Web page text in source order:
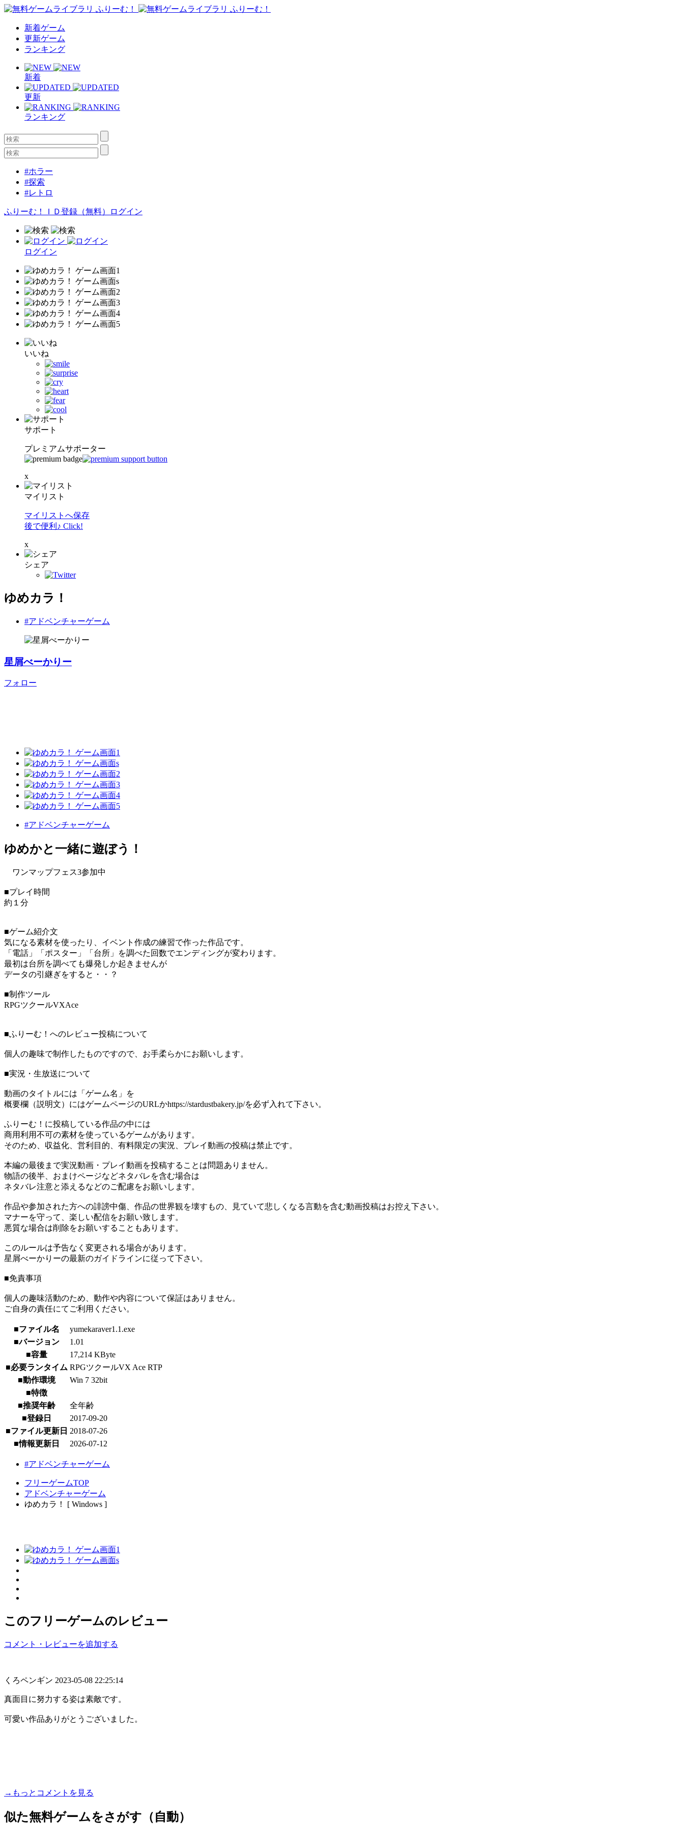
新着ゲーム
更新ゲーム
ランキング
新着
更新
ランキング
#ホラー
#探索
#レトロ
ふりーむ！ＩＤ登録（無料） ログイン
ログイン
いいね
サポート
プレミアムサポーター
x
マイリスト
マイリストへ保存
後で便利♪ Click!
x
シェア
ゆめカラ！
#アドベンチャーゲーム
星屑べーかりー
フォロー
#アドベンチャーゲーム
ゆめかと一緒に遊ぼう！
ワンマップフェス3参加中
■プレイ時間
約１分
■ゲーム紹介文
気になる素材を使ったり、イベント作成の練習で作った作品です。
「電話」「ポスター」「台所」を調べた回数でエンディングが変わります。
最初は台所を調べても爆発しか起きませんが
データの引継ぎをすると・・？
■制作ツール
RPGツクールVXAce
■ふりーむ！へのレビュー投稿について
個人の趣味で制作したものですので、お手柔らかにお願いします。
■実況・生放送について
動画のタイトルには「ゲーム名」を
概要欄（説明文）にはゲームページのURLかhttps://stardustbakery.jp/を必ず入れて下さい。
ふりーむ！に投稿している作品の中には
商用利用不可の素材を使っているゲームがあります。
そのため、収益化、営利目的、有料限定の実況、プレイ動画の投稿は禁止です。
本編の最後まで実況動画・プレイ動画を投稿することは問題ありません。
物語の後半、おまけページなどネタバレを含む場合は
ネタバレ注意と添えるなどのご配慮をお願いします。
作品や参加された方への誹謗中傷、作品の世界観を壊すもの、見ていて悲しくなる言動を含む動画投稿はお控え下さい。
マナーを守って、楽しい配信をお願い致します。
悪質な場合は削除をお願いすることもあります。
このルールは予告なく変更される場合があります。
星屑べーかりーの最新のガイドラインに従って下さい。
■免責事項
個人の趣味活動のため、動作や内容について保証はありません。
ご自身の責任にてご利用ください。
■ファイル名
yumekaraver1.1.exe
■バージョン
1.01
■容量
17,214 KByte
■必要ランタイム RPGツクールVX Ace RTP
■動作環境
Win 7 32bit
■特徴
■推奨年齢
全年齢
■登録日
2017-09-20
■ファイル更新日 2018-07-26
■情報更新日
2026-07-12
#アドベンチャーゲーム
フリーゲームTOP
アドベンチャーゲーム
ゆめカラ！ [ Windows ]
このフリーゲームのレビュー
コメント・レビューを追加する
くろペンギン 2023-05-08 22:25:14
真面目に努力する姿は素敵です。
可愛い作品ありがとうございました。
→もっとコメントを見る
似た無料ゲームをさがす（自動）